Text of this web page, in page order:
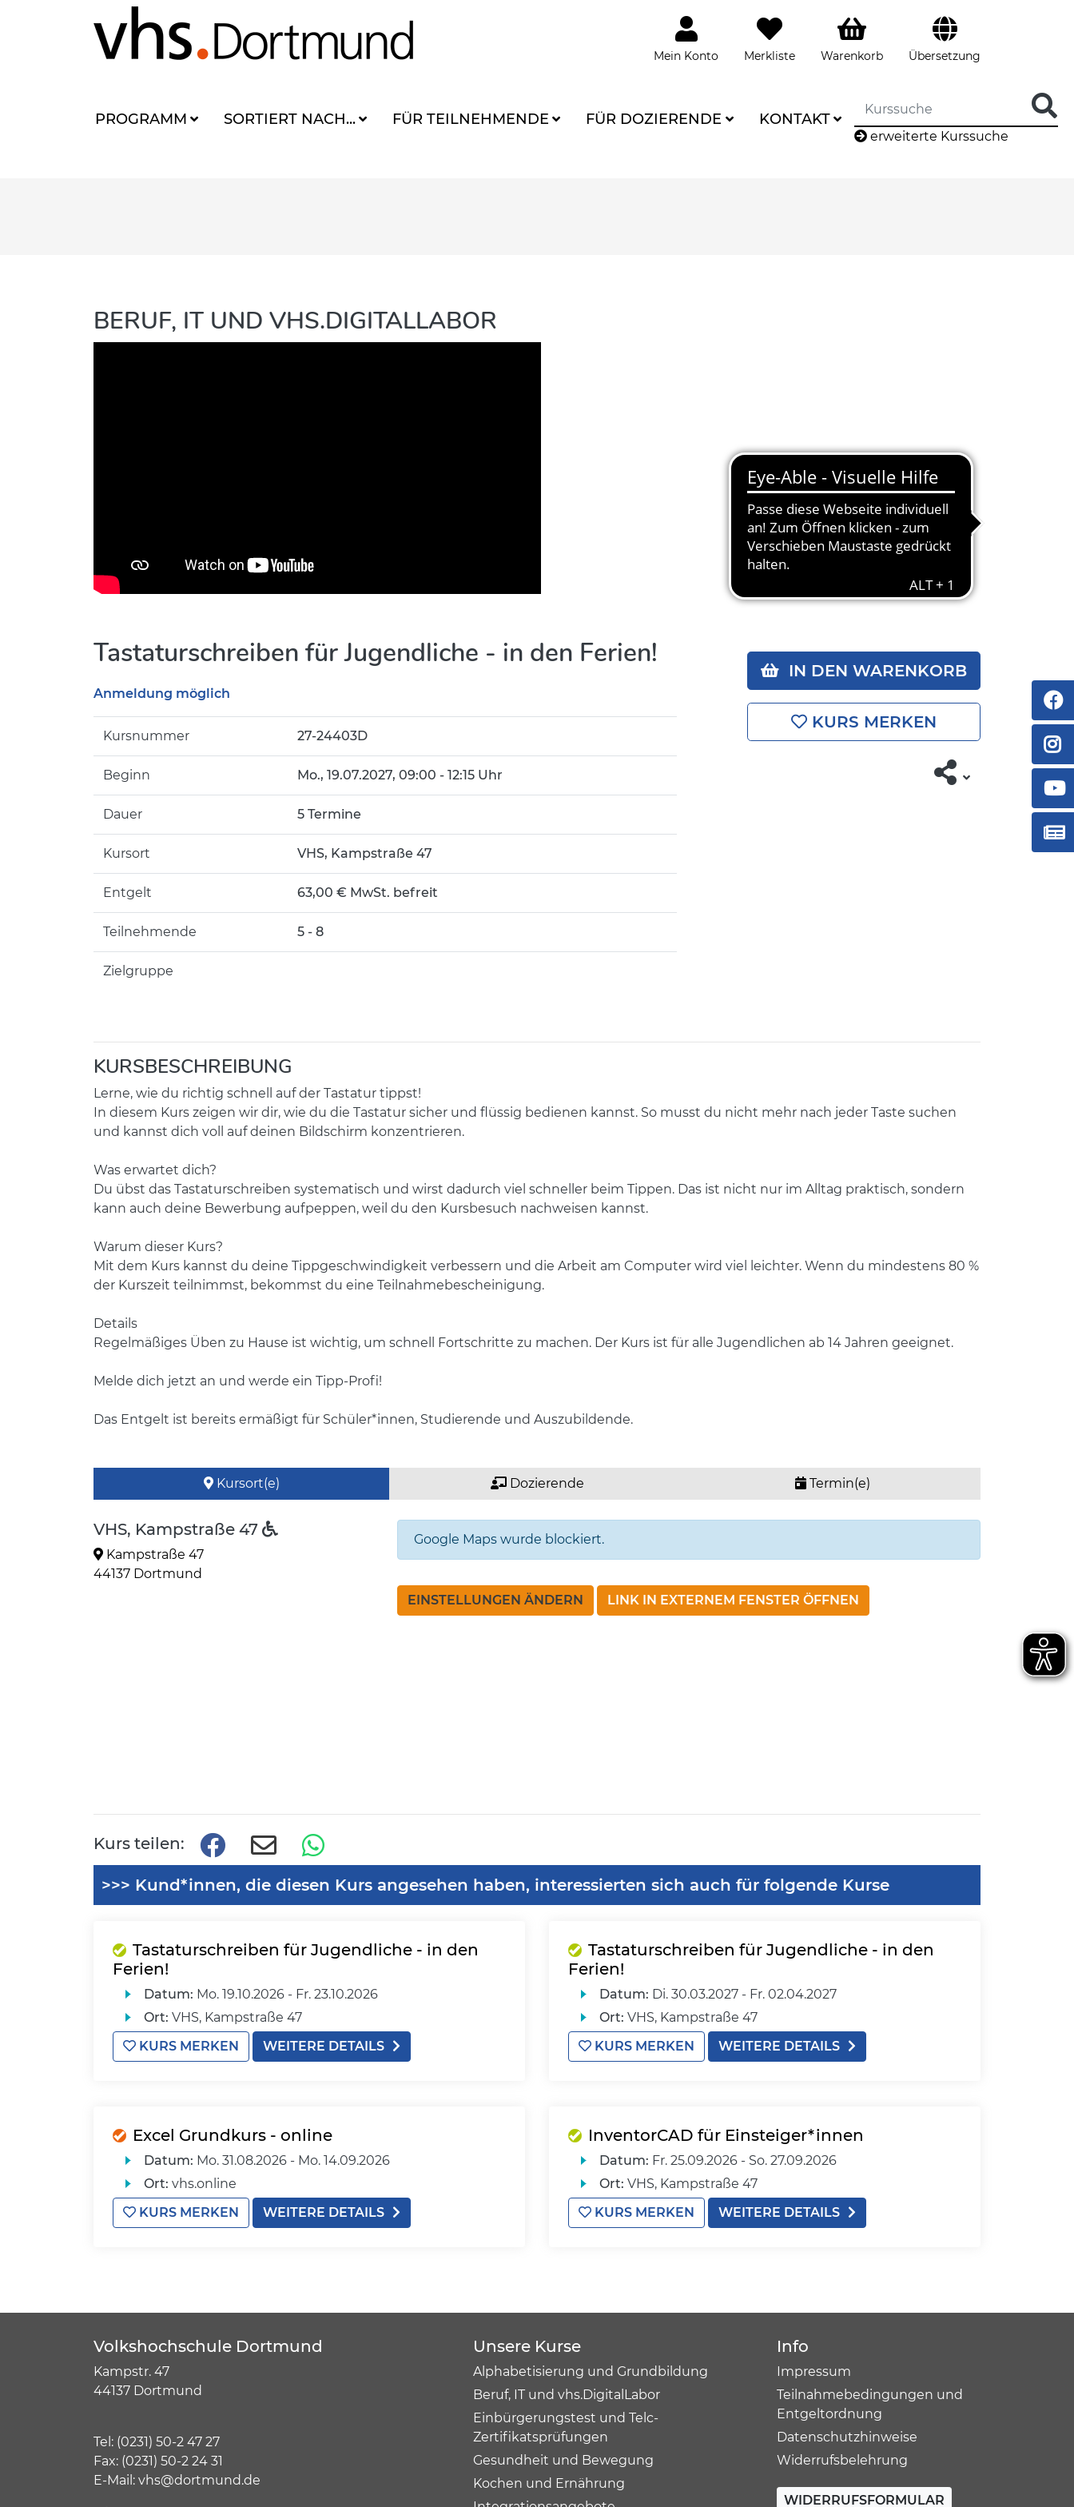
Mein Konto Merkliste Warenkorb Übersetzung
PROGRAMM SORTIERT NACH... FÜR TEILNEHMENDE FÜR DOZIERENDE KONTAKT
erweiterte Kurssuche
BERUF, IT UND VHS.DIGITALLABOR
Tastaturschreiben für Jugendliche - in den Ferien!
Anmeldung möglich
Kursnummer 27-24403D
Beginn Mo., 19.07.2027, 09:00 - 12:15 Uhr
Dauer 5 Termine
Kursort VHS, Kampstraße 47
Entgelt 63,00 € MwSt. befreit
Teilnehmende 5 - 8
Zielgruppe
IN DEN WARENKORB
KURS MERKEN
KURSBESCHREIBUNG
Lerne, wie du richtig schnell auf der Tastatur tippst!
In diesem Kurs zeigen wir dir, wie du die Tastatur sicher und flüssig bedienen kannst. So musst du nicht mehr nach jeder Taste suchen
und kannst dich voll auf deinen Bildschirm konzentrieren.
Was erwartet dich?
Du übst das Tastaturschreiben systematisch und wirst dadurch viel schneller beim Tippen. Das ist nicht nur im Alltag praktisch, sondern
kann auch deine Bewerbung aufpeppen, weil du den Kursbesuch nachweisen kannst.
Warum dieser Kurs?
Mit dem Kurs kannst du deine Tippgeschwindigkeit verbessern und die Arbeit am Computer wird viel leichter. Wenn du mindestens 80 %
der Kurszeit teilnimmst, bekommst du eine Teilnahmebescheinigung.
Details
Regelmäßiges Üben zu Hause ist wichtig, um schnell Fortschritte zu machen. Der Kurs ist für alle Jugendlichen ab 14 Jahren geeignet.
Melde dich jetzt an und werde ein Tipp-Profi!
Das Entgelt ist bereits ermäßigt für Schüler*innen, Studierende und Auszubildende.
Kursort(e) Dozierende Termin(e)
VHS, Kampstraße 47
Kampstraße 47
44137 Dortmund
Google Maps wurde blockiert.
EINSTELLUNGEN ÄNDERN LINK IN EXTERNEM FENSTER ÖFFNEN
Kurs teilen:
>>> Kund*innen, die diesen Kurs angesehen haben, interessierten sich auch für folgende Kurse
Tastaturschreiben für Jugendliche - in den
Ferien!
Datum: Mo. 19.10.2026 - Fr. 23.10.2026
Ort: VHS, Kampstraße 47
KURS MERKEN
WEITERE DETAILS
Tastaturschreiben für Jugendliche - in den
Ferien!
Datum: Di. 30.03.2027 - Fr. 02.04.2027
Ort: VHS, Kampstraße 47
KURS MERKEN
WEITERE DETAILS
Excel Grundkurs - online
Datum: Mo. 31.08.2026 - Mo. 14.09.2026
Ort: vhs.online
KURS MERKEN
WEITERE DETAILS
InventorCAD für Einsteiger*innen
Datum: Fr. 25.09.2026 - So. 27.09.2026
Ort: VHS, Kampstraße 47
KURS MERKEN
WEITERE DETAILS
Volkshochschule Dortmund
Kampstr. 47
44137 Dortmund
Tel: (0231) 50-2 47 27
Fax: (0231) 50-2 24 31
E-Mail: vhs@dortmund.de
Unsere Kurse
Alphabetisierung und Grundbildung
Beruf, IT und vhs.DigitalLabor
Einbürgerungstest und Telc-
Zertifikatsprüfungen
Gesundheit und Bewegung
Kochen und Ernährung
Info
Impressum
Teilnahmebedingungen und
Entgeltordnung
Datenschutzhinweise
Widerrufsbelehrung
WIDERRUFSFORMULAR